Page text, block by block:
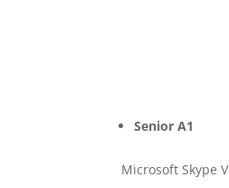
Senior A1
Microsoft Skype